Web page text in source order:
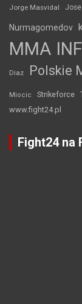
Jorge Masvidal
Nurmagomedov
MMA
Diaz Polskie
Miocic Strikeforce
www.fight24.pl
Fight24 na